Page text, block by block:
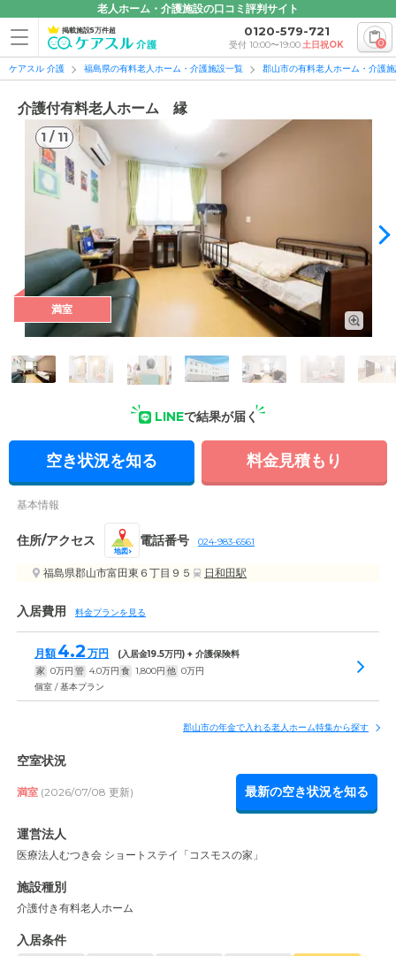
老人ホーム・介護施設の口コミ評判サイト
掲載施設5万件超 0120-579-721
受付 10:00〜19:00土日祝OK 0
ケアスル 介護 福島県の有料老人ホーム・介護施設一覧 郡山市の有料老人ホーム・介護
介護付有料老人ホーム 縁
1 / 11
1 /11
満室
LINEで結果が届く
空き状況を知る 料金見積もり
基本情報
住所/アクセス
地図
電話番号 024-983-6561
福島県郡山市富田東６丁目９５ 日和田駅
入居費用 料金プランを見る
月額 4.2 万円 (入居金19.5万円) + 介護保険料
家 0万円 管 4.0万円 食 1,800円 他 0万円
個室 / 基本プラン
郡山市の年金で入れる老人ホーム特集から探す
空室状況
満室 (2026/07/08 更新) 最新の空き状況を知る
運営法人
医療法人むつき会 ショートステイ「コスモスの家」
施設種別
介護付き有料老人ホーム
入居条件